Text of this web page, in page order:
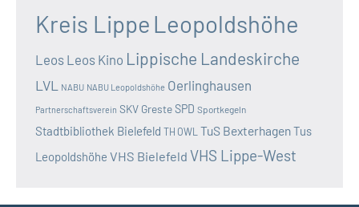
Kreis Lippe Leopoldshöhe
Leos Leos Kino Lippische Landeskirche
LVL NABU NABU Leopoldshöhe Oerlinghausen
Partnerschaftsverein SKV GresteSPD Sportkegeln
Stadtbibliothek Bielefeld TH OWL TuS BexterhagenTus
Leopoldshöhe VHS Bielefeld VHS Lippe-West